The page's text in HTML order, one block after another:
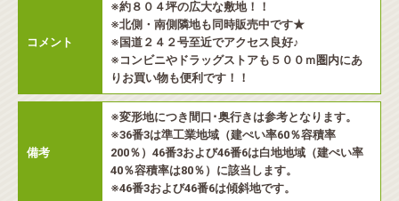
コメント
※約８０４坪の広大な敷地！！
※北側・南側隣地も同時販売中です★
※国道２４２号至近でアクセス良好♪
※コンビニやドラッグストアも５００ｍ圏内にあ
りお買い物も便利です！！
備考
※変形地につき間口･奥行きは参考となります。
※36番3は準工業地域（建ぺい率60％容積率
200％）46番3および46番6は白地地域（建ぺい率
40％容積率は80％）に該当します。
※46番3および46番6は傾斜地です。